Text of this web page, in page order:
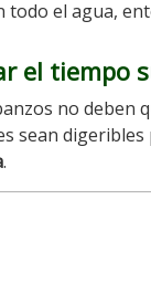
todo el agua,
el tiempo
no deben
sean
.